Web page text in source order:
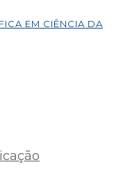
EM CIÊNCIA DA